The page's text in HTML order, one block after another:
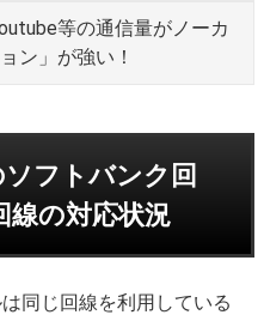
等の通信量がノーカ
ン」が強い！
ソフトバンク回
線の対応状況
同じ回線を利用している